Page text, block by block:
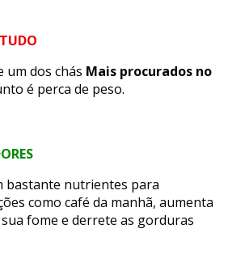
um dos chás Mais procurados no
é perca de peso.
bastante nutrientes para
como café da manhã, aumenta
fome e derrete as gorduras